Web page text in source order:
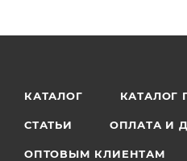
КАТАЛОГ КАТАЛОГ
СТАТЬИ ОПЛАТА И
ОПТОВЫМ КЛИЕНТАМ